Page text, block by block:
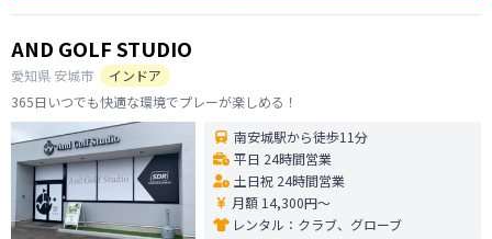
AND GOLF STUDIO
愛知県 安城市
インドア
365日いつでも快適な環境でプレーが楽しめる！
南安城駅から徒歩11分
平日 24時間営業
土日祝 24時間営業
月額 14,300円〜
レンタル： クラブ、グローブ